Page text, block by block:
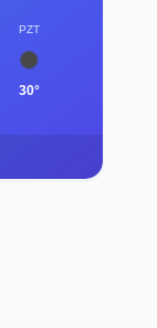
PZT
30°